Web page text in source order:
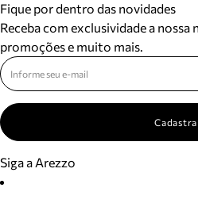
Fique por dentro das novidades
Receba com exclusividade a
promoções e muito mais.
Siga a Arezzo